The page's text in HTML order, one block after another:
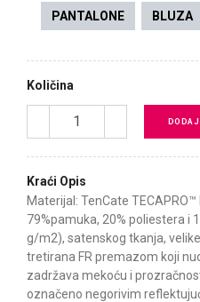
PANTALONE BLUZA
Količina
Kraći Opis
Materijal: TenCate TECAPRO™
79%pamuka, 20% poliestera i
g/m2), satenskog tkanja,
tretirana FR premazom koji
zadržava mekoću i
označeno negorivim